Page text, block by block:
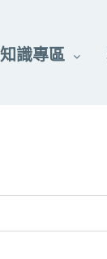
知識專區